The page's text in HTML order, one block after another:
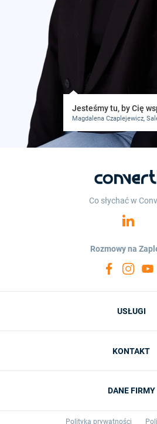
Jesteśmy tu, by Cię
Magdalena Czaplejewicz,
Co słychać w
Rozmowy na
USŁUGI
KONTAKT
DANE FIRMY
Polityka prywatności